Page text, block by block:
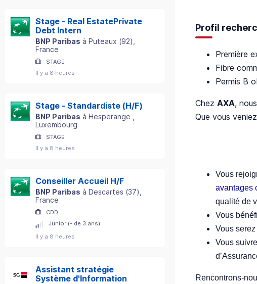
Stage - Real EstatePrivate
Debt Intern
BNP Paribas à Puteaux (92)
France
STAGE
Il y a 8 heures
Stage - Standardiste (H/F)
BNP Paribas à Hesperange
Luxembourg
STAGE
Il y a 8 heures
Conseiller Accueil H/F
BNP Paribas à Descartes (37)
France
CDD
Junior (- de 3 ans)
Il y a 8 heures
Assistant stratégie
Système d'Information
Profil
Première
Fibre
Permis B
Chez AXA,
Que vous
Vous
avantages
qualité de
Vous
Vous
Vous
Rencontrons-